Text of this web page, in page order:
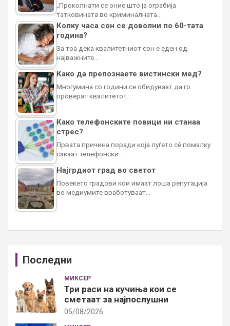
„Проколнати се оние што ја ограбија
татковината во криминалната…
Колку часа сон се доволни по 60-тата
година?
За тоа дека квалитетниот сон е еден од
најважните…
Како да препознаете вистински мед?
Многумина со години се обидуваат да го
проверат квалитетот…
Како телефонските повици ни станаа
стрес?
Првата причина поради која луѓето сè помалку
сакаат телефонски…
Најгрдиот град во светот
Повеќето градови кои имаат лоша репутација
во медиумите вработуваат…
Последни
МИКСЕР
Три раси на кучиња кои се
сметаат за најпослушни
05/08/2026